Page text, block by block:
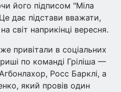
його підписом "Міла
дає підстави вважати,
світ наприкінці вересня.
привітали в соціальних
по команді Гріліша —
Росс Барклі, а
який провів один